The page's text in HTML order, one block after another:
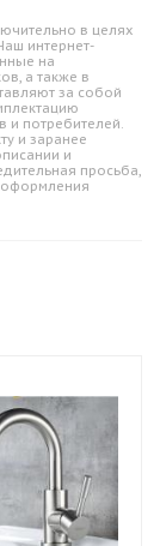
в целях
интернет-
на
а также в
за собой
и потребителей.
и заранее
и
просьба,
оформления